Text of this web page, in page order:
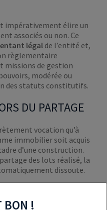
impérativement élire un
associés ou non. Ce
légalde l’entité et,
règlementaire
missions de gestion
modérée ou
des statuts constitutifs.
DU PARTAGE
vocation qu’à
immobilier soit acquis
d’une construction.
des lots réalisé, la
dissoute.
BON !